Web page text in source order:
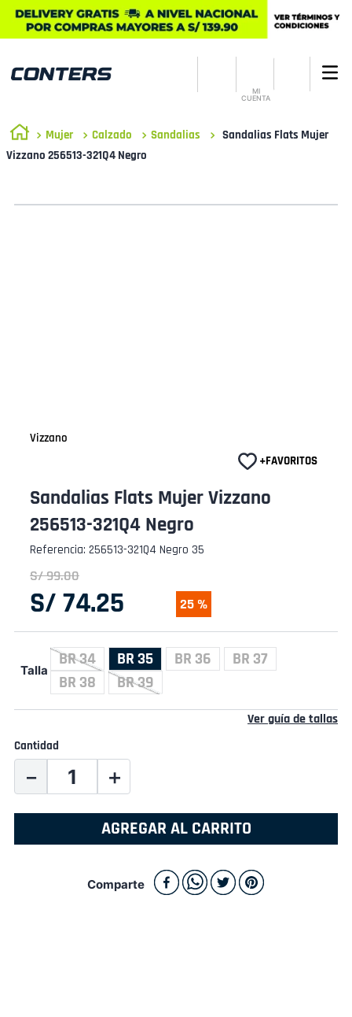
MI
CUENTA
Mujer Calzado Sandalias
Sandalias Flats Mujer
Vizzano 256513-321Q4 Negro
Vizzano
Sandalias Flats Mujer Vizzano
256513-321Q4 Negro
Referencia: 256513-321Q4 Negro 35
S/99.00
S/ 74.25 25 %
Talla
BR 34 BR 35 BR 36
BR 37
BR 38
BR 39
Ver guía de tallas
Cantidad
＋
－
AGREGAR AL CARRITO
Comparte